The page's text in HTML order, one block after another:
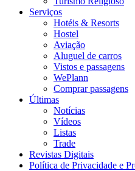
Serviços
Hotéis & Resorts
Hostel
Aviação
Aluguel de carros
Vistos e passagens
WePlann
Comprar passagens
Últimas
Notícias
Vídeos
Listas
Trade
Revistas Digitais
Política de Privacidade e